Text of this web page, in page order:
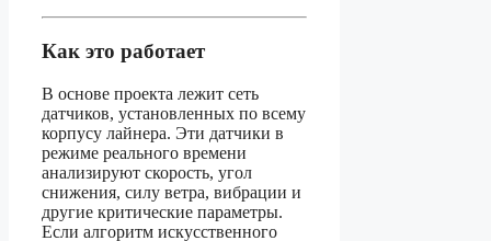
Как это работает
В основе проекта лежит сеть
датчиков, установленных по всему
корпусу лайнера. Эти датчики в
режиме реального времени
анализируют скорость, угол
снижения, силу ветра, вибрации и
другие критические параметры.
Если алгоритм искусственного